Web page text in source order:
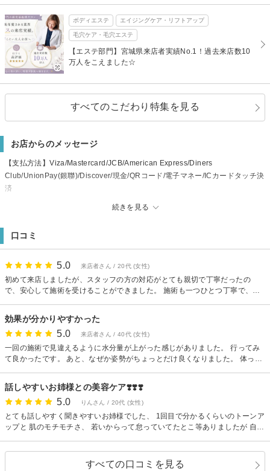
ボディエステ エイジングケア・リフトアップ
毛穴ケア・毛穴エステ
【エステ部門】宮城県来店者実績No.1！過去来店数10
万人をこえました☆
すべてのこだわり特集を見る
お店からのメッセージ
続きを見る
【支払方法】Viza/Mastercard/JCB/American Express/Diners
Club/UnionPay(銀聯)/Discover/現金/QRコード/電子マネー/ICカードタッチ決
済
曜・祝】 （受付時間9:00～17:30）
燥/保湿/小顔/痩身/ダイエット/自律神経/ヒト幹細胞/リンパ/フェイシャル/ヘッ
ド/ヘッドスパ/リフトアップ/たるみ/エイジング/エイジングケア/ブライダル/仙
台/仙台駅
口コミ
5.0 来店者さん / 20代 (女性)
初めて来店しましたが、スタッフの方の対応がとても親切で丁寧だったの
で、安心して施術を受けることができました。 施術も一つひとつ丁寧で、終
ので車でも通いやすく、その点も魅力だと感じました。
効果が分かりやすかった
5.0 来店者さん / 40代 (女性)
一回の施術で見違えるように水分量が上がった感じがありました。 行ってみ
て良かったです。 あと、なぜか姿勢がちょっとだけ良くなりました。 体って
話しやすいお姉様との美容ケア❣️❣️❣️
5.0 りんさん / 20代 (女性)
とても話しやすく聞きやすいお姉様でした、 1回目で分かるくらいのトーンア
ップと 肌のモチモチさ、 若いからって怠っていてたとこ等ありましたが 自律
すべての口コミを見る